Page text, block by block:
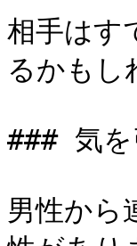
相手はす
るかもし
### 気を
男性から